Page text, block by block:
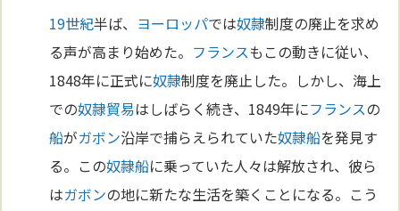
19世紀半ば、 ヨーロッパでは奴隷制度の廃止を求め
る声が高まり始めた。 フランスもこの動きに従い、
1848年に正式に奴隷制度を廃止した。しかし、海上
での奴隷貿易はしばらく続き、1849年にフランスの
船がガボン沿岸で捕らえられていた奴隷船を発見す
る。この奴隷船に乗っていた人々は解放され、彼ら
はガボンの地に新たな生活を築くことになる。こう